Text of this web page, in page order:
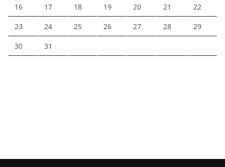
16 17 18 19 20 21 22
23 24 25 26 27 28 29
30 31